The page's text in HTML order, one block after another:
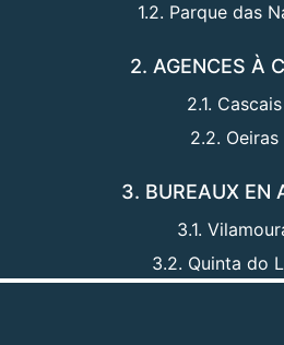
1.2. Parque das
2. AGENCES À
2.1. Cascais
2.2. Oeiras
3. BUREAUX EN
3.1.
3.2. Quinta do